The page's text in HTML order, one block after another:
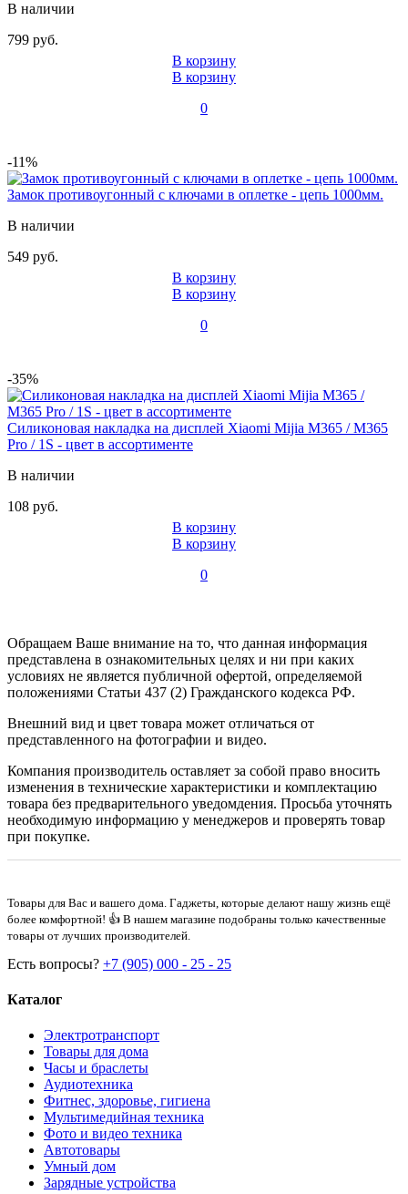
В наличии
799 руб.
В корзину
В корзину
0
-11%
Замок противоугонный с ключами в оплетке - цепь 1000мм.
В наличии
549 руб.
В корзину
В корзину
0
-35%
Силиконовая накладка на дисплей Xiaomi Mijia M365 / M365
Pro / 1S - цвет в ассортименте
В наличии
108 руб.
В корзину
В корзину
0
Обращаем Ваше внимание на то, что данная информация
представлена в ознакомительных целях и ни при каких
условиях не является публичной офертой, определяемой
положениями Статьи 437 (2) Гражданского кодекса РФ.
Внешний вид и цвет товара может отличаться от
представленного на фотографии и видео.
Компания производитель оставляет за собой право вносить
изменения в технические характеристики и комплектацию
товара без предварительного уведомдения. Просьба уточнять
необходимую информацию у менеджеров и проверять товар
при покупке.
Товары для Вас и вашего дома. Гаджеты, которые делают нашу жизнь ещё
более комфортной! 👍 В нашем магазине подобраны только качественные
товары от лучших производителей.
Есть вопросы? +7 (905) 000 - 25 - 25
Каталог
Электротранспорт
Товары для дома
Часы и браслеты
Аудиотехника
Фитнес, здоровье, гигиена
Мультимедийная техника
Фото и видео техника
Автотовары
Умный дом
Зарядные устройства